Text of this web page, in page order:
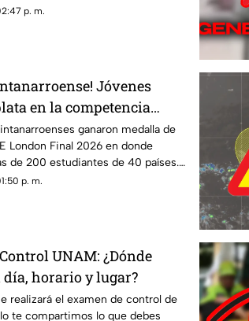
y uno de ellos es que
p. m.
Jóvenes
en la competencia
Final 2026ganaron medalla de
London Final 2026 en donde
de 200 estudiantes de 40 países.
detalles.
p. m.
UNAM: ¿Dónde
horario y lugar?
realizará el examen de control de
te compartimos lo que debes